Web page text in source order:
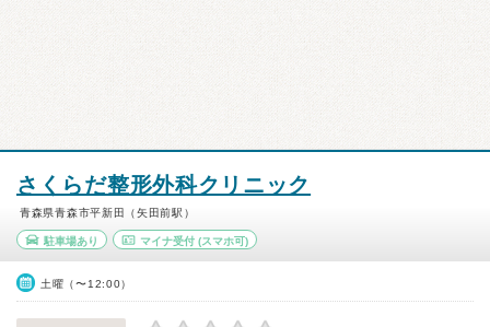
さくらだ整形外科クリニック
青森県青森市平新田（矢田前駅）
駐車場あり マイナ受付(スマホ可)
土曜（〜12:00）